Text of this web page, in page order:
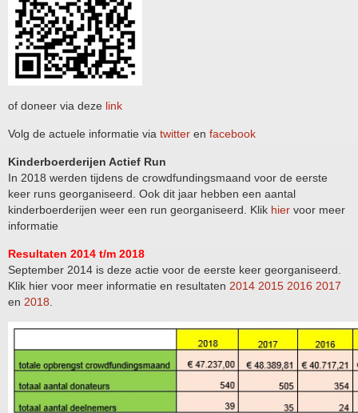
of doneer via deze link
Volg de actuele informatie via twitter en facebook
Kinderboerderijen Actief Run
In 2018 werden tijdens de crowdfundingsmaand voor de eerste
keer runs georganiseerd. Ook dit jaar hebben een aantal
kinderboerderijen weer een run georganiseerd. Klik hier voor meer
informatie
Resultaten 2014 t/m 2018
September 2014 is deze actie voor de eerste keer georganiseerd.
Klik hier voor meer informatie en resultaten 2014 2015 2016 2017
en 2018